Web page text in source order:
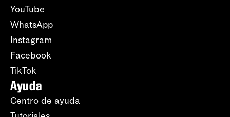
YouTube
WhatsApp
Instagram
Facebook
TikTok
Ayuda
Centro de ayuda